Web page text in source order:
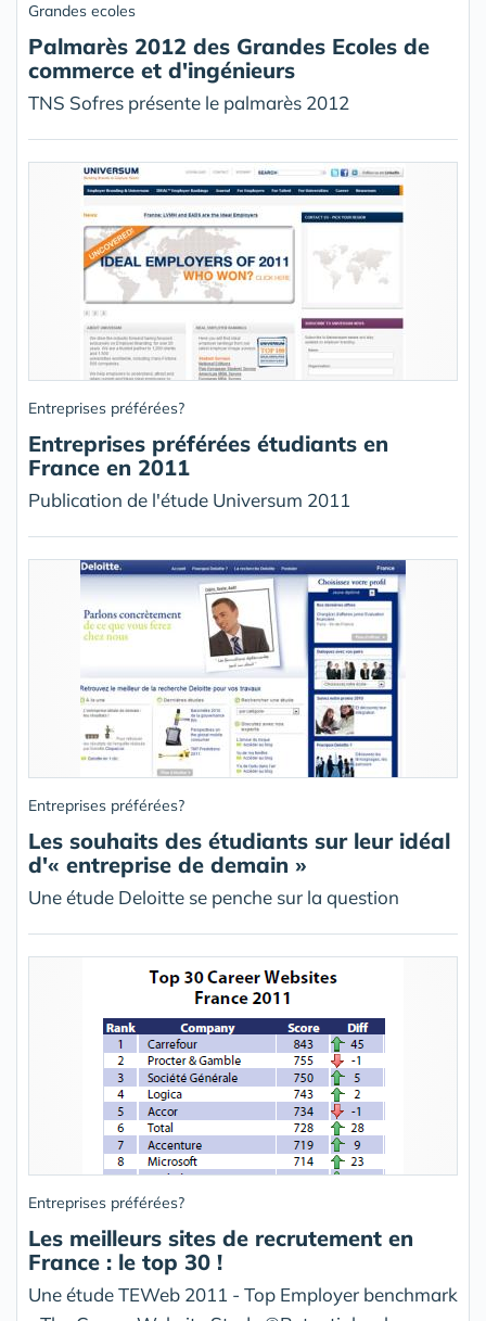
Grandes ecoles
Palmarès 2012 des Grandes Ecoles de
commerce et d'ingénieurs
TNS Sofres présente le palmarès 2012
Entreprises préférées?
Entreprises préférées étudiants en
France en 2011
Publication de l'étude Universum 2011
Entreprises préférées?
Les souhaits des étudiants sur leur idéal
d'« entreprise de demain »
Une étude Deloitte se penche sur la question
Entreprises préférées?
Les meilleurs sites de recrutement en
France : le top 30 !
Une étude TEWeb 2011 - Top Employer benchmark